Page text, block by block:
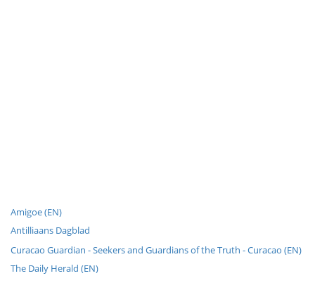
Amigoe (EN)
Antilliaans Dagblad
Curacao Guardian - Seekers and Guardians of the Truth - Curacao (EN)
The Daily Herald (EN)